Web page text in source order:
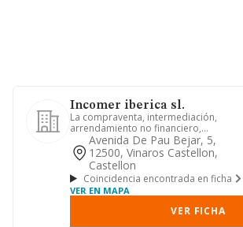
Incomer iberica sl.
La compraventa, intermediación,
arrendamiento no financiero,
administración y explotación en
cualqu...
Avenida De Pau Bejar, 5,
12500, Vinaros Castellon,
Castellon
Coincidencia encontrada en ficha
VER EN MAPA
VER FICHA